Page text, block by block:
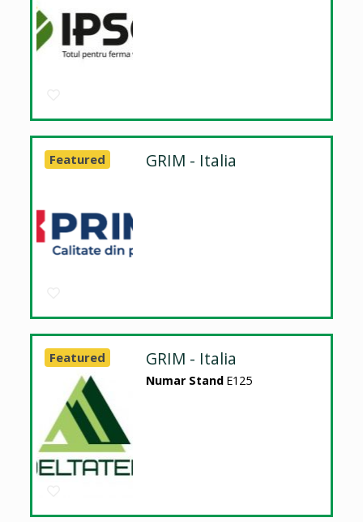
GRIM - Italia
Featured
GRIM - Italia
Numar Stand E125
Featured